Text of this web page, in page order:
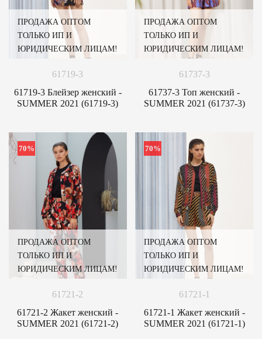
ПРОДАЖА ОПТОМ
ТОЛЬКО ИП И
ЮРИДИЧЕСКИМ ЛИЦАМ!
61719-3
61719-3 Блейзер женский -
SUMMER 2021 (61719-3)
ПРОДАЖА ОПТОМ
ТОЛЬКО ИП И
ЮРИДИЧЕСКИМ ЛИЦАМ!
61737-3
61737-3 Топ женский -
SUMMER 2021 (61737-3)
70%
ПРОДАЖА ОПТОМ
ТОЛЬКО ИП И
ЮРИДИЧЕСКИМ ЛИЦАМ!
61721-2
61721-2 Жакет женский -
SUMMER 2021 (61721-2)
70%
ПРОДАЖА ОПТОМ
ТОЛЬКО ИП И
ЮРИДИЧЕСКИМ ЛИЦАМ!
61721-1
61721-1 Жакет женский -
SUMMER 2021 (61721-1)